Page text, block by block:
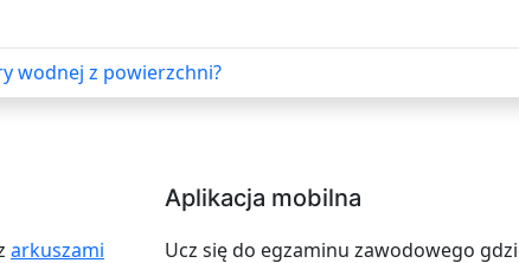
wodnej z powierzchni?
arkuszami
Aplikacja mobilna
Ucz się do egzaminu zawodowego